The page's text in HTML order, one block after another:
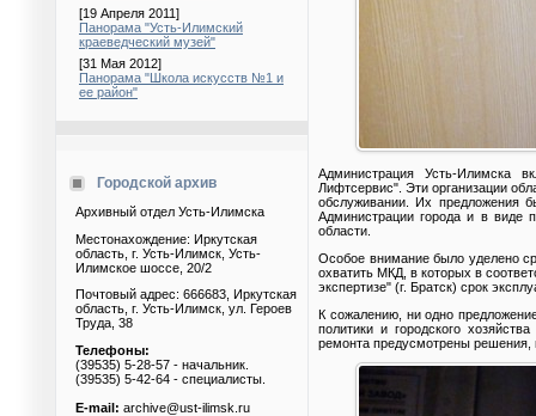
[19 Апреля 2011]
Панорама "Усть-Илимский
краеведческий музей"
[31 Мая 2012]
Панорама "Школа искусств №1 и
ее район"
Городской архив
Архивный отдел Усть-Илимска
Местонахождение: Иркутская
область, г. Усть-Илимск, Усть-
Илимское шоссе, 20/2
Почтовый адрес: 666683, Иркутская
область, г. Усть-Илимск, ул. Героев
Труда, 38
Телефоны:
(39535) 5-28-57 - начальник.
(39535) 5-42-64 - специалисты.
E-mail: archive@ust-ilimsk.ru
Администрация Усть-Илимска
Лифтсервис". Эти организации
обслуживании. Их предложения
Администрации города и в виде
области.
Особое внимание было уделено
охватить МКД, в которых в
экспертизе" (г. Братск) срок
К сожалению, ни одно
политики и городского
ремонта предусмотрены решения,